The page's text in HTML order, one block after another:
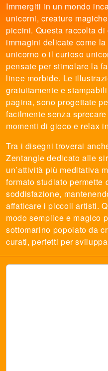
Immergiti in un mondo
unicorni, creature
piccini. Questa raccolta
immagini delicate come
unicorno o il curioso
pensate per stimolare la
linee morbide. Le
gratuitamente e
pagina, sono progettate
facilmente senza
momenti di gioco e relax
Tra i disegni troverai
Zentangle dedicato alle
un’attività più meditativa
formato studiato permette
soddisfazione,
affaticare i piccoli artisti.
modo semplice e magico
sottomarino popolato da
curati, perfetti per